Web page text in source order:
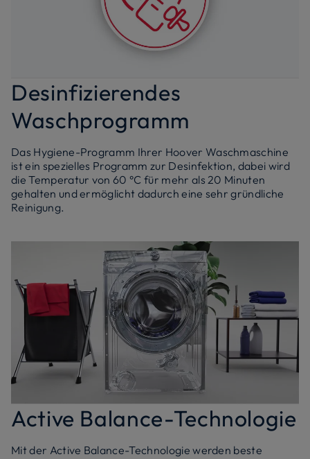
Desinfizierendes
Waschprogramm
Das Hygiene-Programm Ihrer Hoover Waschmaschine
ist ein spezielles Programm zur Desinfektion, dabei wird
die Temperatur von 60 °C für mehr als 20 Minuten
gehalten und ermöglicht dadurch eine sehr gründliche
Reinigung.
Active Balance-Technologie
Mit der Active Balance-Technologie werden beste